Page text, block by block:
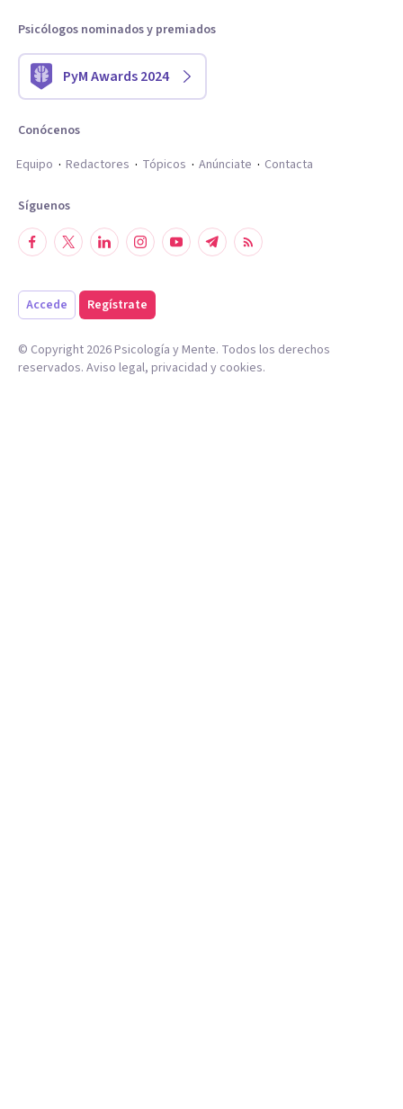
Psicólogos nominados y premiados
PyM Awards 2024
Conócenos
Equipo
Redactores Tópicos Anúnciate Contacta
Síguenos
Accede Regístrate
© Copyright 2026Psicología y Mente. Todos los derechos
reservados. Aviso legal, privacidad y cookies.